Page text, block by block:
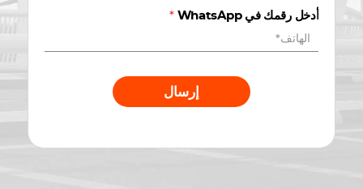
أدخل رقمك في WhatsApp *
إرسال